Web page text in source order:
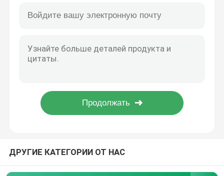
Военное пальто зимы
Военный тактический рюкзак
Военные кожаные ботинки
ДРУГИЕ КАТЕГОРИИ ОТ НАС